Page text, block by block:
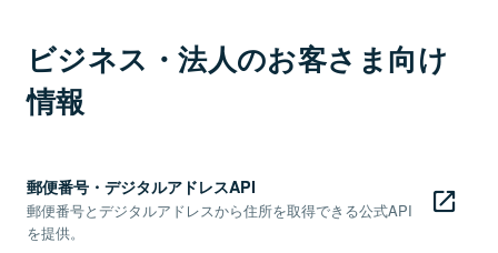
ビジネス・法人のお客さま向け
情報
郵便番号・デジタルアドレスAPI
郵便番号とデジタルアドレスから住所を取得できる公式API
を提供。